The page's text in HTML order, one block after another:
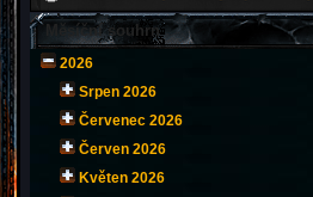
Měsíční souhrn
2026
Srpen 2026
Červenec 2026
Červen 2026
Květen 2026